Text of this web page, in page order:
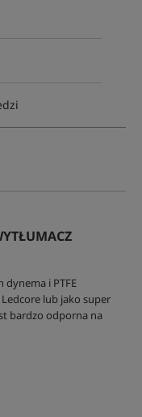
dynema i PTFE
lub jako super
bardzo odporna na